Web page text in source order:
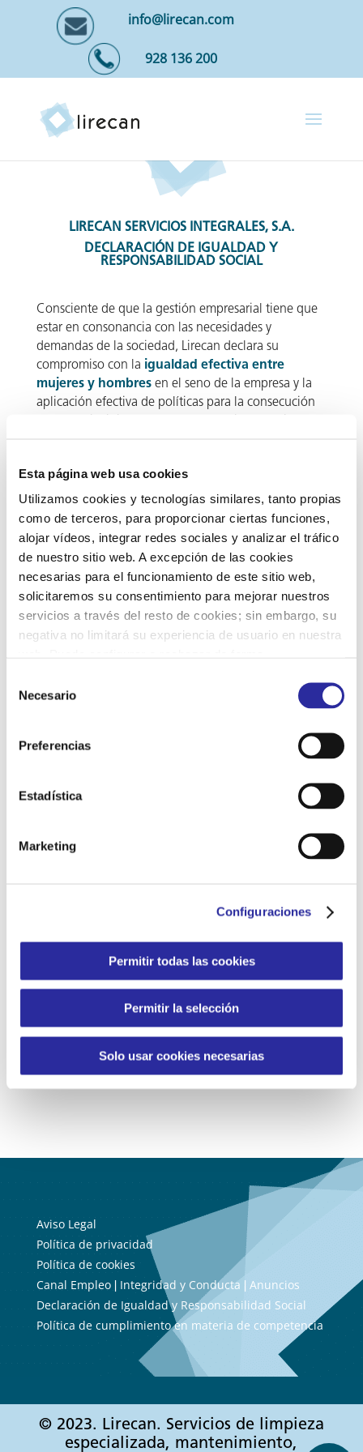
Esta página web usa cookies
Utilizamos cookies y tecnologías similares, tanto propias
como de terceros, para proporcionar ciertas funciones,
alojar vídeos, integrar redes sociales y analizar el tráfico
de nuestro sitio web. A excepción de las cookies
necesarias para el funcionamiento de este sitio web,
solicitaremos su consentimiento para mejorar nuestros
servicios a través del resto de cookies; sin embargo, su
negativa no limitará su experiencia de usuario en nuestra
más información, puede consultar nuestra
Política de
Necesario
Preferencias
Estadística
Marketing
Configuraciones
Permitir todas las cookies
Permitir la selección
Solo usar cookies necesarias
info@lirecan.com
928 136 200
LIRECAN SERVICIOS INTEGRALES, S.A.
DECLARACIÓN DE IGUALDAD Y
RESPONSABILIDAD SOCIAL
Consciente de que la gestión empresarial tiene que
estar en consonancia con las necesidades y
demandas de la sociedad, Lirecan declara su
compromiso con la igualdad efectiva entre
mujeres y hombresen el seno de la empresa y la
aplicación efectiva de políticas para la consecución
En todos y cada uno de los ámbitos de la empresa -
prestados o la comunicación – Lirecan asume la
igualdad de trato y oportunidades sin discriminar
directa o indirectamente por razón de sexo.
Los principios enunciados se llevan a la práctica a
través de la elaboración y aplicación de unPlan de
Igualdad en la Empresay de otras medidas como
el establecimiento deprotocolos de prevención y
trabaja por la integración laboral en su plantilla de
Somos rigurosos con la legislación vigente y
exigencia de certificación en RSE, la
Norma IQ NET
. Esta certificación implica el cumplimiento y
materia de Rendición de cuentas, transparencia,
los derechos humanos. Si desea ampliar
información, puede consultar nuestraDeclaración
de Política de Responsabilidad Social
La dirección y todos los empleados asumen el
compromiso contenido en esta declaración.
Aviso Legal
Política de privacidad
Política de cookies
Canal Empleo| Integridad y Conducta
Anuncios
Declaración de Igualdad y Responsabilidad Social
Política de cumplimiento en materia de competencia
© 2023. Lirecan. Servicios de limpieza
especializada, mantenimiento,